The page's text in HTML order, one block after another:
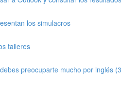
los simulacros
talleres
preocuparte mucho por inglés